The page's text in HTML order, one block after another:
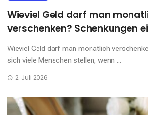
Wieviel Geld darf man
verschenken? Schenkungen
Wieviel Geld darf man monatlich
sich viele Menschen stellen, wenn ...
2. Juli 2026